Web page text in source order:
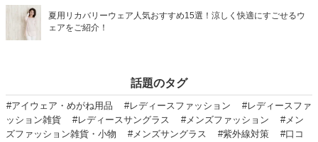
夏用リカバリーウェア人気おすすめ15選！涼しく快適にすごせるウ
ェアをご紹介！
話題のタグ
#アイウェア・めがね用品 #レディースファッション
#レディースファ
ッション雑貨
#レディースサングラス #メンズファッション
#メン
ズファッション雑貨・小物
#メンズサングラス #紫外線対策
#口コ